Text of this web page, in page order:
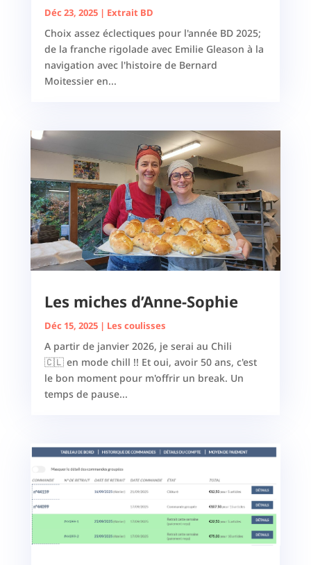
Déc 23, 2025| Extrait BD
Choix assez éclectiques pour l'année BD 2025;
de la franche rigolade avec Emilie Gleason à la
navigation avec l'histoire de Bernard
Moitessier en...
Les miches d’Anne-Sophie
Déc 15, 2025| Les coulisses
A partir de janvier 2026, je serai au Chili
🇨🇱 en mode chill !! Et oui, avoir 50 ans, c'est
le bon moment pour m'offrir un break. Un
temps de pause...